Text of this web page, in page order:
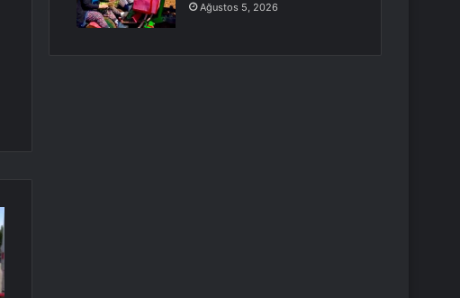
Ağustos 5, 2026